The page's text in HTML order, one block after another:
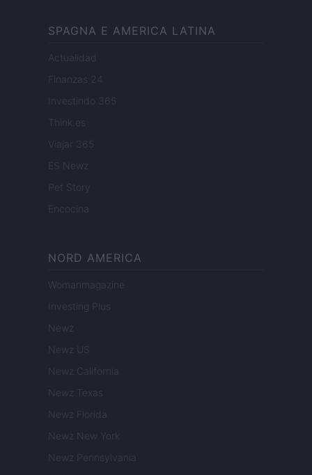
SPAGNA E AMERICA LATINA
Actualidad
Finanzas 24
Investindo 365
Think.es
Viajar 365
ES Newz
Pet Story
Encocina
NORD AMERICA
Womanmagazine
Investing Plus
Newz
Newz US
Newz California
Newz Texas
Newz Florida
Newz New York
Newz Pennsylvania